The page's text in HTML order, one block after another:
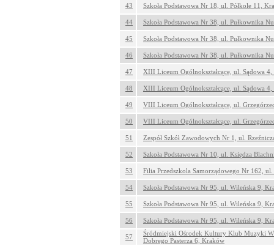
43 Szkoła Podstawowa Nr 18, ul. Półkole 11,
44 Szkoła Podstawowa Nr 38, ul. Pułkownika
45 Szkoła Podstawowa Nr 38, ul. Pułkownika
46 Szkoła Podstawowa Nr 38, ul. Pułkownika
47 XIII Liceum Ogólnokształcące, ul. Sądowa
48 XIII Liceum Ogólnokształcące, ul. Sądowa
49 VIII Liceum Ogólnokształcące, ul.
50 VIII Liceum Ogólnokształcące, ul.
51 Zespół Szkół Zawodowych Nr 1, ul.
52 Szkoła Podstawowa Nr 10, ul. Księdza
53 Filia Przedszkola Samorządowego Nr 162,
54 Szkoła Podstawowa Nr 95, ul. Wileńska 9,
55 Szkoła Podstawowa Nr 95, ul. Wileńska 9,
56 Szkoła Podstawowa Nr 95, ul. Wileńska 9,
57
Śródmiejski Ośrodek Kultury Klub Muzyki
Dobrego Pasterza 6, Kraków